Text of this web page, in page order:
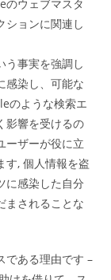
のウェブマスタ
ションに関連し
う事実を強調し
感染し、可能な
のような検索エ
影響を受けるの
ーザーが役に立
す, 個人情報を盗
に感染した自分
まされることな
である理由です –